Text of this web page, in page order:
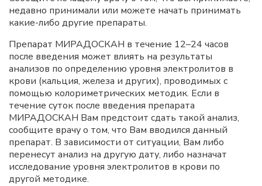
недавно принимали или можете начать принимать
какие-либо другие препараты.
Препарат МИРАДОСКАН в течение 12–24 часов
после введения может влиять на результаты
анализов по определению уровня электролитов в
крови (кальция, железа и других), проводимых с
помощью колориметрических методик. Если в
течение суток после введения препарата
МИРАДОСКАН Вам предстоит сдать такой анализ,
сообщите врачу о том, что Вам вводился данный
препарат. В зависимости от ситуации, Вам либо
перенесут анализ на другую дату, либо назначат
исследование уровня электролитов в крови по
другой методике.